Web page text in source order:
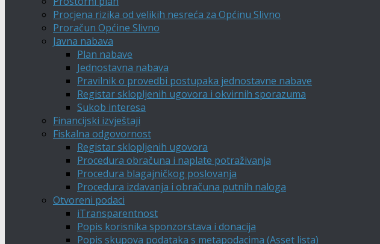
Procjena rizika od velikih nesreća za Općinu Slivno
Proračun Općine Slivno
Javna nabava
Plan nabave
Jednostavna nabava
Pravilnik o provedbi postupaka jednostavne nabave
Registar sklopljenih ugovora i okvirnih sporazuma
Sukob interesa
Financijski izvještaji
Fiskalna odgovornost
Registar sklopljenih ugovora
Procedura obračuna i naplate potraživanja
Procedura blagajničkog poslovanja
Procedura izdavanja i obračuna putnih naloga
Otvoreni podaci
iTransparentnost
Popis korisnika sponzorstava i donacija
Popis skupova podataka s metapodacima (Asset lista)